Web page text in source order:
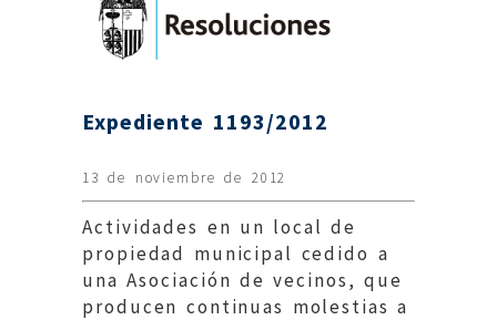
Expediente 1193/2012
13 de noviembre de 2012
Actividades en un local de
propiedad municipal cedido a
una Asociación de vecinos, que
producen continuas molestias a